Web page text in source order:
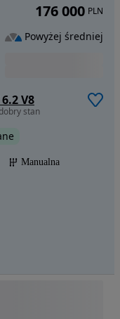
V8
stan
Manualna
176 000 PLN
Powyżej średniej